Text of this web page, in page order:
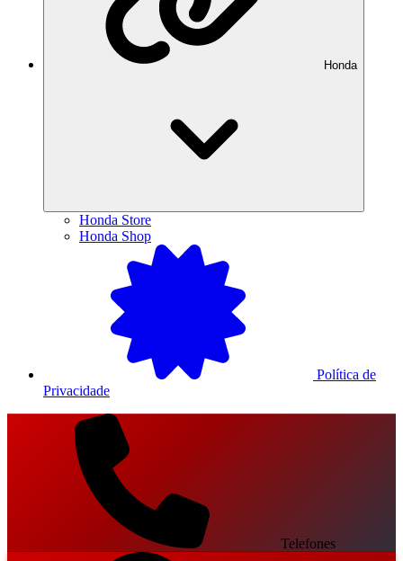
Honda
Honda Store
Honda Shop
Política de
Privacidade
Telefones